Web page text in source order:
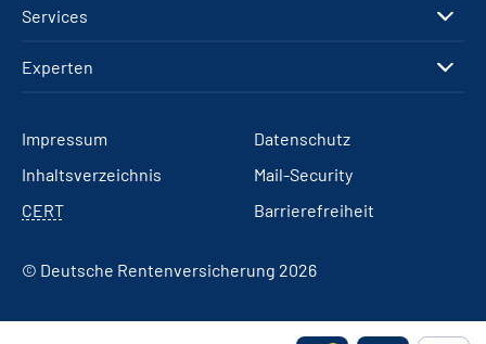
Services
Experten
Impressum
Datenschutz
Inhaltsverzeichnis
Mail-Security
CERT
Barrierefreiheit
© Deutsche Rentenversicherung 2026